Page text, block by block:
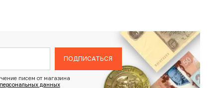
ПОДПИСАТЬСЯ
писем от магазина
данных